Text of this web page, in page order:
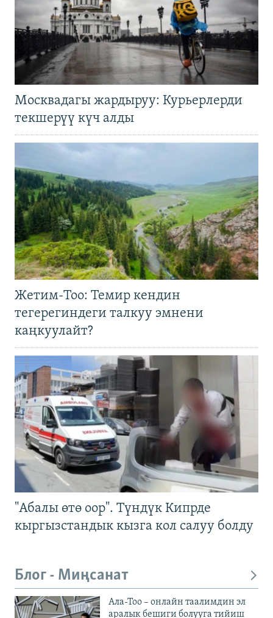
Москвадагы жардыруу: Курьерлерди
текшерүү күч алды
Жетим-Тоо: Темир кендин
тегерегиндеги талкуу эмнени
каңкуулайт?
"Абалы өтө оор". Түндүк Кипрде
кыргызстандык кызга кол салуу болду
Блог - Миңсанат
Ала-Тоо – онлайн таалимдин эл
аралык бешиги болууга тийиш